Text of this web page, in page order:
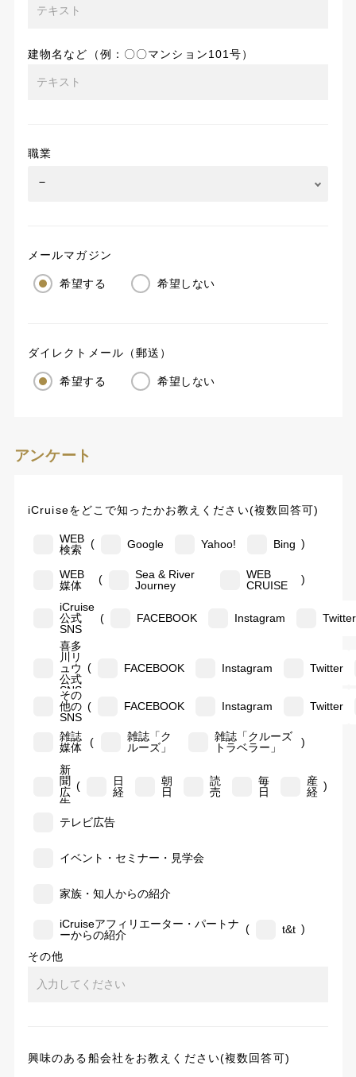
建物名など（例：〇〇マンション101号）
職業
メールマガジン
希望する 希望しない
ダイレクトメール（郵送）
希望する 希望しない
アンケート
iCruiseをどこで知ったかお教えください(複数回答可)
WEB
検索
( Google Yahoo! Bing )
WEB
媒体
(
Sea & River
Journey
WEB
CRUISE
)
iCruise
公式
SNS
( FACEBOOK Instagram Twitter
喜多
川リ
ュウ
公式
SNS
( FACEBOOK Instagram Twitter
その
他の
SNS
( FACEBOOK Instagram Twitter
雑誌
媒体
(
雑誌「ク
ルーズ」
雑誌「クルーズ
トラベラー」
)
新
聞
広
告
(
日
経
朝
日
読
売
毎
日
産
経 )
テレビ広告
イベント・セミナー・見学会
家族・知人からの紹介
iCruiseアフィリエーター・パートナ
ーからの紹介
( t&t )
その他
興味のある船会社をお教えください(複数回答可)